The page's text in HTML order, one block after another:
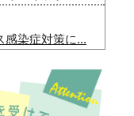
感染症対策に...